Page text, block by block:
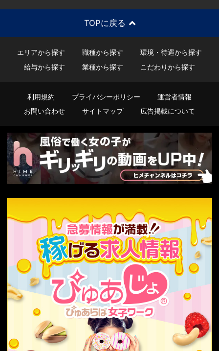
TOPに戻る
エリアから探す 職種から探す
環境・待遇から探す
給与から探す
業種から探す こだわりから探す
利用規約 プライバシーポリシー
運営者情報
お問い合わせ
サイトマップ 広告掲載について